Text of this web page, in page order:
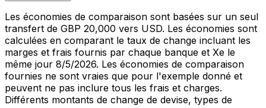
Les économies de comparaison sont basées sur un seul
transfert de GBP 20,000 vers USD. Les économies sont
calculées en comparant le taux de change incluant les
marges et frais fournis par chaque banque et Xe le
même jour 8/5/2026. Les économies de comparaison
fournies ne sont vraies que pour l'exemple donné et
peuvent ne pas inclure tous les frais et charges.
Différents montants de change de devise, types de